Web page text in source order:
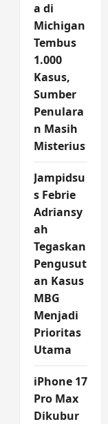
a di
Michigan
Tembus
1.000
Kasus,
Sumber
Penulara
n Masih
Misterius
Jampidsu
s Febrie
Adriansy
ah
Tegaskan
Pengusut
an Kasus
MBG
Menjadi
Prioritas
Utama
iPhone 17
Pro Max
Dikubur